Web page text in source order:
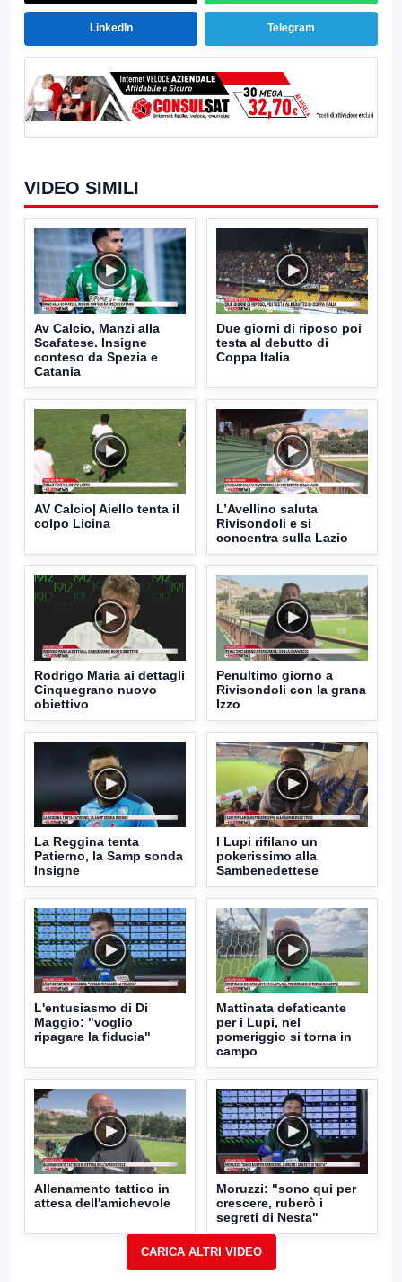
LinkedIn Telegram
VIDEO SIMILI
Av Calcio, Manzi alla
Scafatese. Insigne
conteso da Spezia e
Catania
Due giorni di riposo poi
testa al debutto di
Coppa Italia
AV Calcio| Aiello tenta il
colpo Licina
L’Avellino saluta
Rivisondoli e si
concentra sulla Lazio
Rodrigo Maria ai dettagli
Cinquegrano nuovo
obiettivo
Penultimo giorno a
Rivisondoli con la grana
Izzo
La Reggina tenta
Patierno, la Samp sonda
Insigne
I Lupi rifilano un
pokerissimo alla
Sambenedettese
L'entusiasmo di Di
Maggio: "voglio
ripagare la fiducia"
Mattinata defaticante
per i Lupi, nel
pomeriggio si torna in
campo
Allenamento tattico in
attesa dell'amichevole
Moruzzi: "sono qui per
crescere, ruberò i
segreti di Nesta"